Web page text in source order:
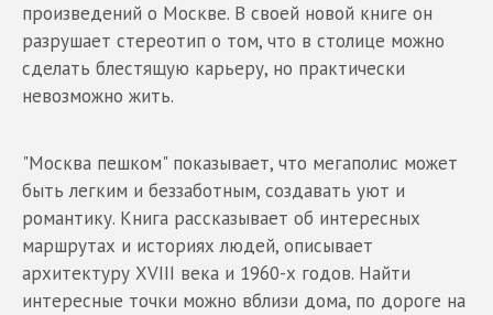
произведений о Москве. В своей новой книге он
разрушает стереотип о том, что в столице можно
сделать блестящую карьеру, но практически
невозможно жить.
"Москва пешком" показывает, что мегаполис может
быть легким и беззаботным, создавать уют и
романтику. Книга рассказывает об интересных
маршрутах и историях людей, описывает
архитектуру XVIII века и 1960-х годов. Найти
интересные точки можно вблизи дома, по дороге на